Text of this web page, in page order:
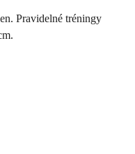
Pravidelné tréningy